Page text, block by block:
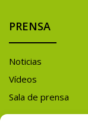
PRENSA
Noticias
Vídeos
Sala de prensa